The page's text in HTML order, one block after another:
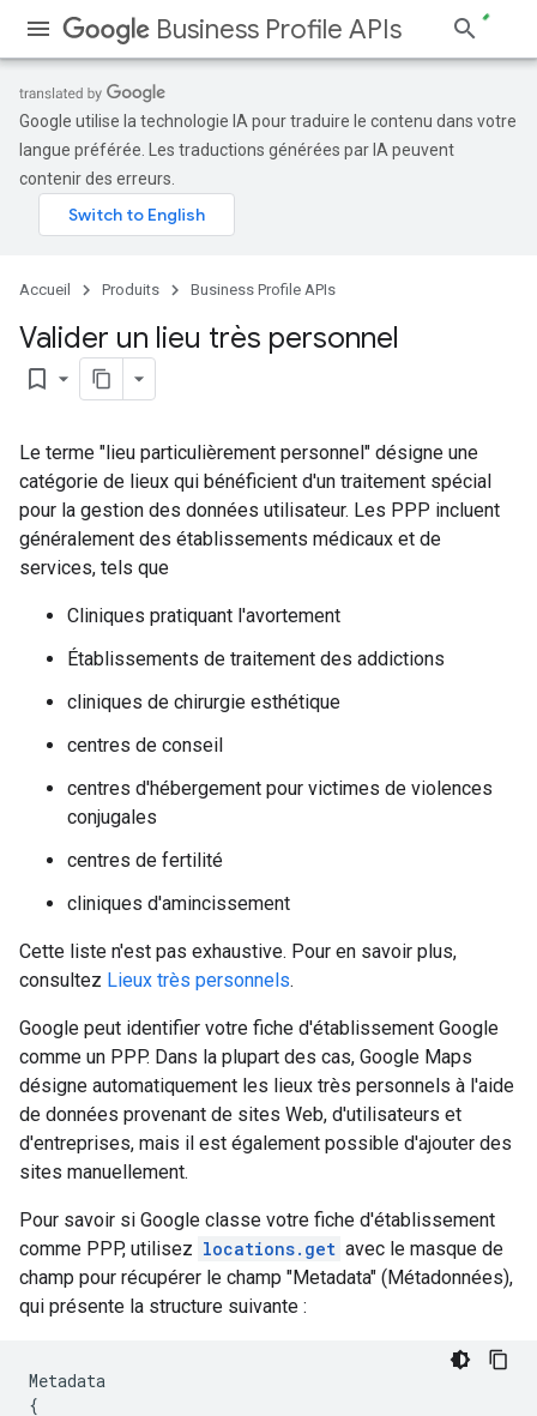
Business Profile APIs
Google utilise la technologie IA pour traduire le contenu dans votre
langue préférée. Les traductions générées par IA peuvent
contenir des erreurs.
Accueil Produits Business Profile APIs
Valider un lieu très personnel
bookmark_border
Le terme "lieu particulièrement personnel" désigne une
catégorie de lieux qui bénéficient d'un traitement spécial
pour la gestion des données utilisateur. Les PPP incluent
généralement des établissements médicaux et de
services, tels que
Cliniques pratiquant l'avortement
Établissements de traitement des addictions
cliniques de chirurgie esthétique
centres de conseil
centres d'hébergement pour victimes de violences
conjugales
centres de fertilité
cliniques d'amincissement
Cette liste n'est pas exhaustive. Pour en savoir plus,
consultez Lieux très personnels.
Google peut identifier votre fiche d'établissement Google
comme un PPP. Dans la plupart des cas, Google Maps
désigne automatiquement les lieux très personnels à l'aide
de données provenant de sites Web, d'utilisateurs et
d'entreprises, mais il est également possible d'ajouter des
sites manuellement.
Pour savoir si Google classe votre fiche d'établissement
comme PPP, utilisez locations.get avec le masque de
champ pour récupérer le champ "Metadata" (Métadonnées),
qui présente la structure suivante :
Metadata